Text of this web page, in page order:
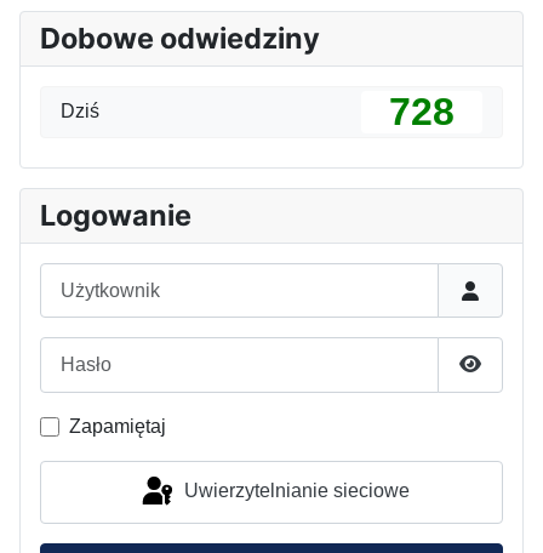
Dobowe odwiedziny
Dziś 728
Logowanie
Pokaż
Zapamiętaj
Uwierzytelnianie sieciowe